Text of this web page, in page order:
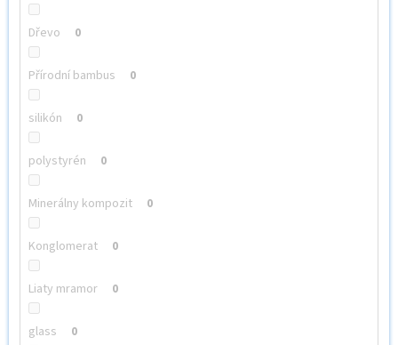
Dřevo 0
Přírodní bambus 0
silikón 0
polystyrén 0
Minerálny kompozit 0
Konglomerat 0
Liaty mramor 0
glass 0